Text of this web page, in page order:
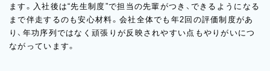
ます。入社後は“先生制度”で担当の先輩がつき、できるようになる
まで伴走するのも安心材料。会社全体でも年2回の評価制度があ
り、年功序列ではなく頑張りが反映されやすい点もやりがいにつ
ながっています。